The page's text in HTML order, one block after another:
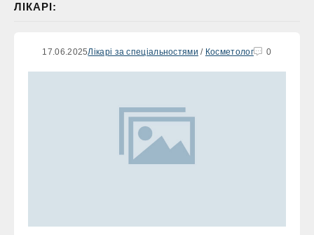
ЛІКАРІ:
17.06.2025Лікарі за спеціальностями / Косметолог 0